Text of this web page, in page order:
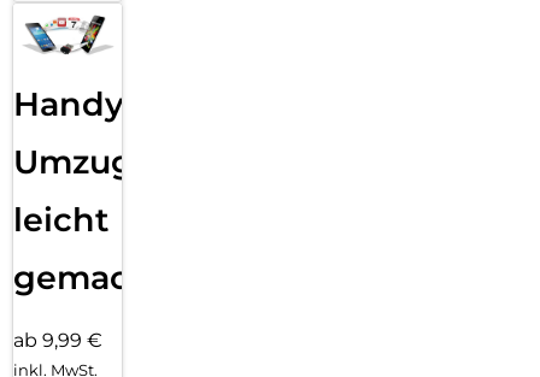
Handy
Umzug
leicht
gemacht!
ab 9,99 €
inkl. MwSt.